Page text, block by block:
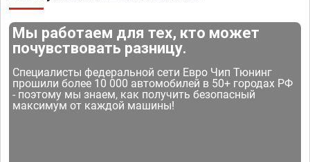
Мы работаем для тех, кто может
почувствовать разницу.
Специалисты федеральной сети Евро Чип Тюнинг
прошили более 10 000 автомобилей в 50+ городах РФ
- поэтому мы знаем, как получить безопасный
максимум от каждой машины!